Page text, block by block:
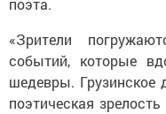
поэта.
«Зрители
событий, которые
шедевры. Грузинское
поэтическая